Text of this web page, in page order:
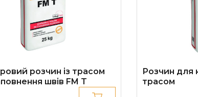
розчин із трасом
швів FM T
Розчин для
трасом